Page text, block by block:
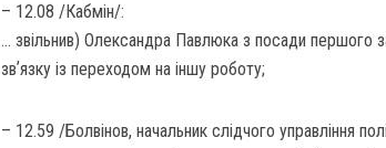
– 12.08 /Кабмін/:
… звільнив) Олександра Павлюка з посади першого
звʼязку із переходом на іншу роботу;
– 12.59 /Болвінов, начальник слідчого управління